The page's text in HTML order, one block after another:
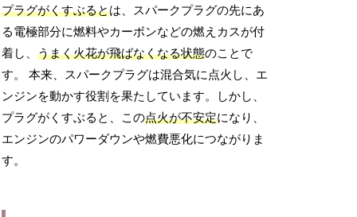
プラグがくすぶるとは、スパークプラグの先にあ
る電極部分に燃料やカーボンなどの燃えカスが付
着し、うまく火花が飛ばなくなる状態のことで
す。 本来、スパークプラグは混合気に点火し、エ
ンジンを動かす役割を果たしています。しかし、
プラグがくすぶると、この点火が不安定になり、
エンジンのパワーダウンや燃費悪化につながりま
す。